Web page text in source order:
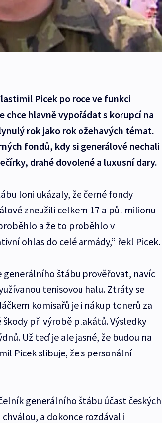
Picek po roce ve funkci
chce hlavně vypořádat s korupcí na
rok jako rok ožehavých témat.
fondů, kdy si generálové nechali
drahé dovolené a luxusní dary.
loni ukázaly, že černé fondy
zneužili celkem 17 a půl milionu
a že to proběhlo v
ohlas do celé armády,“ řekl Picek.
generálního štábu prověřovat, navíc
tenisovou halu. Ztráty se
komisařů je i nákup tonerů za
při výrobě plakátů. Výsledky
Už teď je ale jasné, že budou na
Picek slibuje, že s personální
generálního štábu účast českých
a dokonce rozdával i